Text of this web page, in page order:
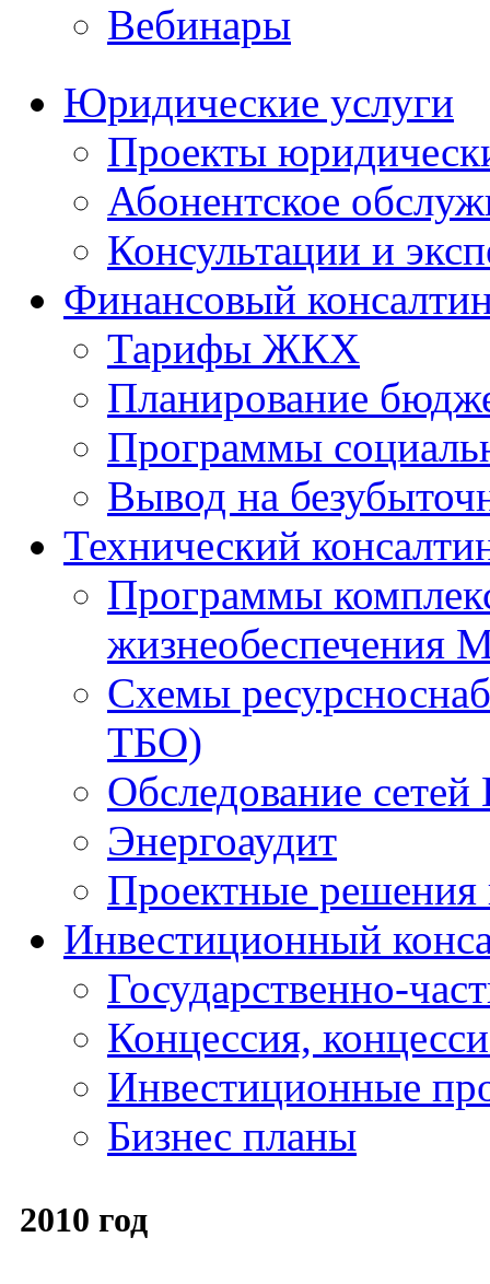
Вебинары
Юридические услуги
Проекты
Абонентское
Консультации и
Финансовый
Тарифы ЖКХ
Планирование
Программы
Вывод на
Технический
Программы
жизнеобеспечения
Схемы
ТБО)
Обследование
Энергоаудит
Проектные решения
Инвестиционный
Государственно-
Концессия,
Инвестиционные
Бизнес планы
2010 год